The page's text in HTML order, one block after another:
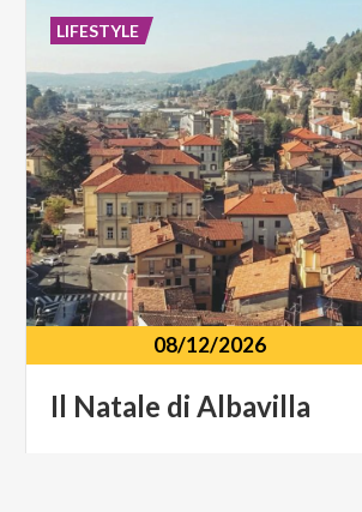
08/12/2026
Il Natale di Albavilla
LIFESTYLE